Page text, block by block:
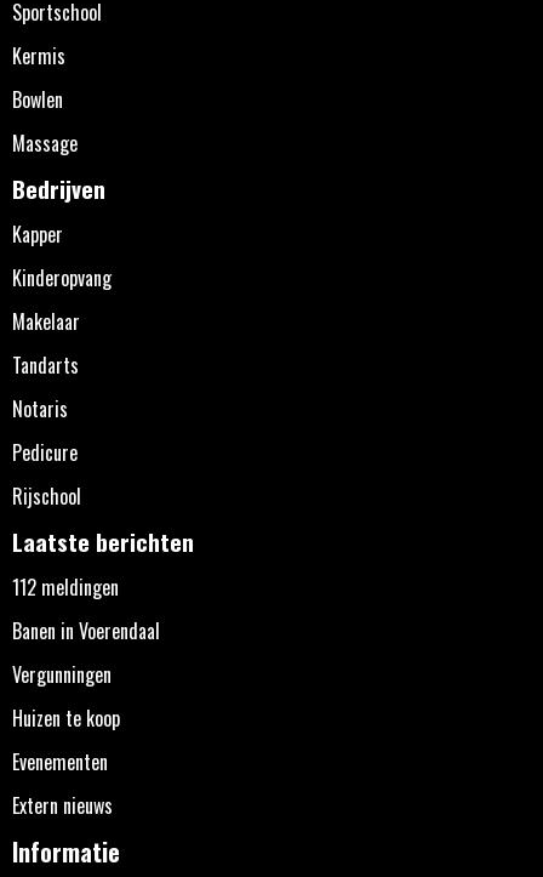
Sportschool
Kermis
Bowlen
Massage
Bedrijven
Kapper
Kinderopvang
Makelaar
Tandarts
Notaris
Pedicure
Rijschool
Laatste berichten
112 meldingen
Banen in Voerendaal
Vergunningen
Huizen te koop
Evenementen
Extern nieuws
Informatie